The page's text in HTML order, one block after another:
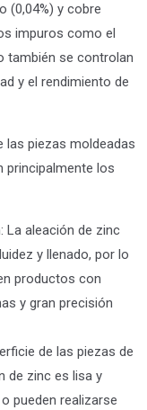
(0,04%) y cobre
impuros como el
también se controlan
y el rendimiento de
las piezas moldeadas
principalmente los
La aleación de zinc
y llenado, por lo
productos con
y gran precisión
de las piezas de
de zinc es lisa y
pueden realizarse